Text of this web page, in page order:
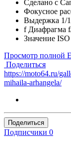
Сделано с
Фокусное
Выдержка 1/
f Диафрагма
Значение ISO
Просмотр полной
Поделиться
https://moto64.ru/
mihaila-arhangela/
Поделиться
Подписчики 0